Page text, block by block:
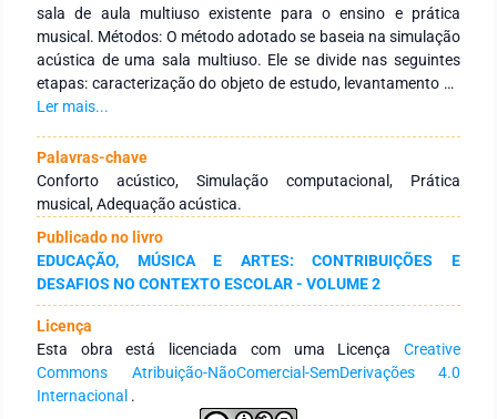
sala de aula multiuso existente para o ensino e prática
musical. Métodos: O método adotado se baseia na simulação
acústica de uma sala multiuso. Ele se divide nas seguintes
etapas: caracterização do objeto de estudo, levantamento de
dados, simulação computacional e simulação computacional
programa computacional Odeon e foi feita para um modelo
semelhante ao existente e para modelos com alternativas
para adequação acústica da sala para o uso. Resultados e
discussões: A simulação computacional possibilitou criar um
modelo computacional para a sala, fiel ao real, flexível a
testes de diferentes combinações de modelos adaptados da
sala. Além disso, a simulação computacional do modelo
existente mostrou que os parâmetros acústicos não estavam
adequados ao uso atual da sala, de ensino e prática musical.
Novos modelos foram simulados até resultar em um modelo
com alternativas que resultaram em parâmetros acústicos
mais próximos aos desejados para o uso. Conclusão: Conclui-
Ler mais...
Palavras-chave
Conforto acústico, Simulação computacional, Prática
musical, Adequação acústica.
Publicado no livro
EDUCAÇÃO, MÚSICA E ARTES: CONTRIBUIÇÕES E
DESAFIOS NO CONTEXTO ESCOLAR - VOLUME 2
Licença
Esta obra está licenciada com uma Licença Creative
Commons Atribuição-NãoComercial-SemDerivações 4.0
Internacional .